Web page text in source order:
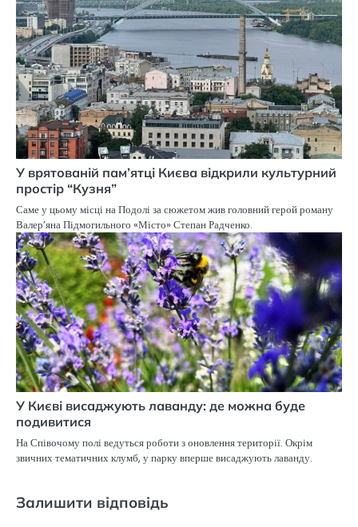
У врятованій пам’ятці Києва відкрили культурний
простір “Кузня”
Саме у цьому місці на Подолі за сюжетом жив головний герой роману
Валер’яна Підмогильного «Місто» Степан Радченко.
У Києві висаджують лаванду: де можна буде
подивитися
На Співочому полі ведуться роботи з оновлення території. Окрім
звичних тематичних клумб, у парку вперше висаджують лаванду.
Залишити відповідь